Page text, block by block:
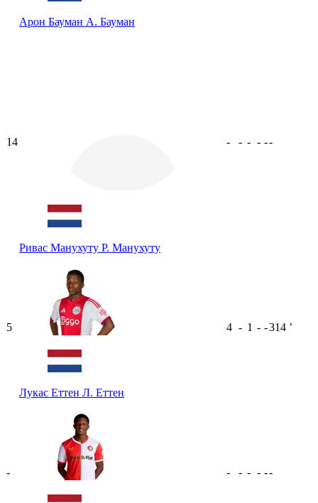
Арон Бауман А. Бауман
14
Ривас Манухуту Р. Манухуту
- - - - --
5
Лукас Еттен Л. Еттен
4 - 1 - -314 ʼ
- - - - - --